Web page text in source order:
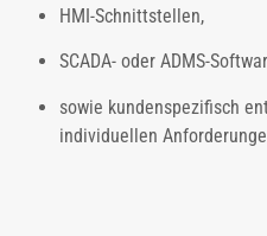
HMI-Schnittstellen,
SCADA- oder ADMS-
sowie kundenspezifisch
individuellen